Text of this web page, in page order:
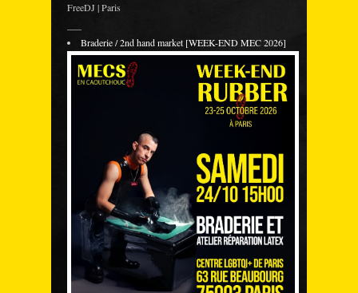
FreeDJ | Paris
Braderie / 2nd hand market [WEEK-END MEC 2026]